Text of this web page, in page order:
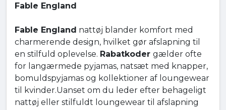
Fable England
Fable England nattøj blander komfort med
charmerende design, hvilket gør afslapning til
en stilfuld oplevelse. Rabatkoder gælder ofte
for langærmede pyjamas, natsæt med knapper,
bomuldspyjamas og kollektioner af loungewear
til kvinder.Uanset om du leder efter behageligt
nattøj eller stilfuldt loungewear til afslapning